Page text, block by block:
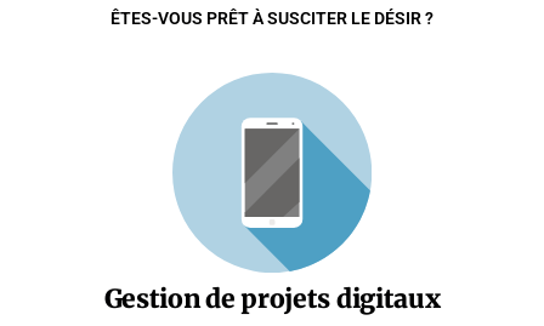
ÊTES-VOUS PRÊT À SUSCITER LE DÉSIR ?
Gestion de projets digitaux